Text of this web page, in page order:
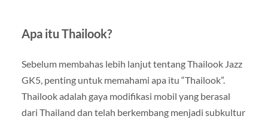
Apa itu Thailook?
Sebelum membahas lebih lanjut tentang Thailook Jazz
GK5, penting untuk memahami apa itu “Thailook”.
Thailook adalah gaya modifikasi mobil yang berasal
dari Thailand dan telah berkembang menjadi subkultur